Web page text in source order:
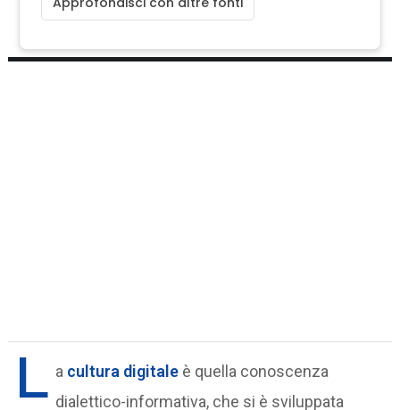
L a cultura digitale è quella conoscenza
dialettico-informativa, che si è sviluppata